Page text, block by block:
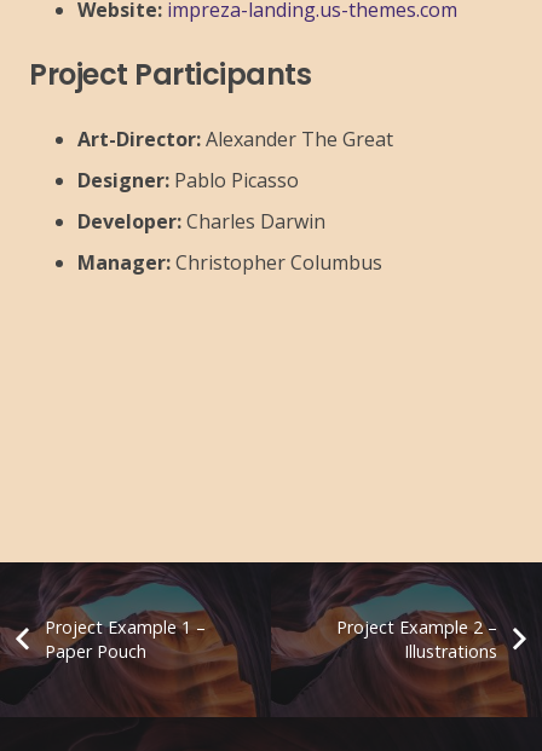
Website: impreza-landing.us-themes.com
Project Participants
Art-Director:Alexander The Great
Designer: Pablo Picasso
Developer:Charles Darwin
Manager:Christopher Columbus
Project Example 1 –
Paper Pouch
Project Example 2 –
Illustrations